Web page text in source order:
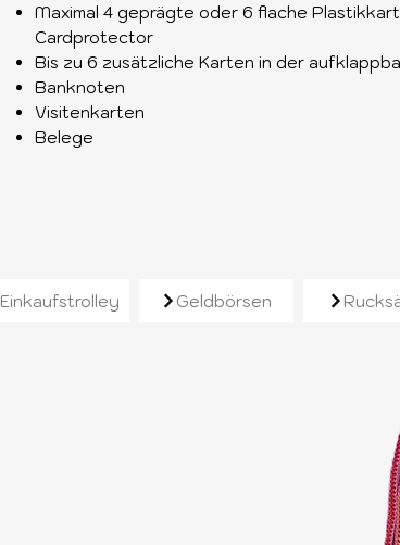
Maximal 4 geprägte oder 6 flache
Cardprotector
Bis zu 6 zusätzliche Karten in der
Banknoten
Visitenkarten
Belege
Ähnliche Produkte
Einkaufstrolley Geldbörsen